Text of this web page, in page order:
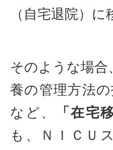
（自宅退院）
そのような場合
養の管理方法
など、
「在宅
も、ＮＩＣＵ